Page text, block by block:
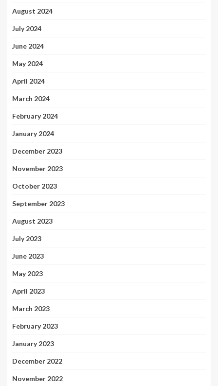
August 2024
July 2024
June 2024
May 2024
April 2024
March 2024
February 2024
January 2024
December 2023
November 2023
October 2023
September 2023
August 2023
July 2023
June 2023
May 2023
April 2023
March 2023
February 2023
January 2023
December 2022
November 2022